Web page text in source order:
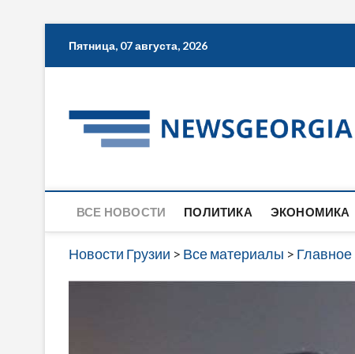
Пятница, 07 августа, 2026
ВСЕ НОВОСТИ ПОЛИТИКА ЭКОНОМИКА
Новости Грузии > Все материалы > Главное